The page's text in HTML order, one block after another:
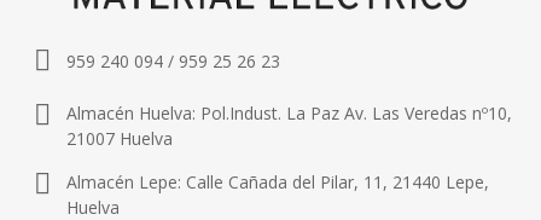
959 240 094 / 959 25 26 23
Almacén Huelva: Pol.Indust. La Paz Av. Las Veredas nº10,
21007 Huelva
Almacén Lepe: Calle Cañada del Pilar, 11, 21440 Lepe,
Huelva